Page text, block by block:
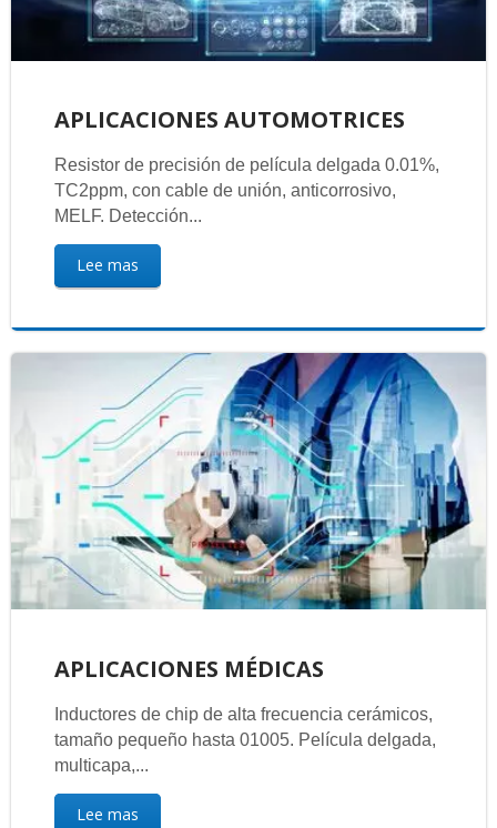
APLICACIONES AUTOMOTRICES
Resistor de precisión de película delgada 0.01%,
TC2ppm, con cable de unión, anticorrosivo,
MELF. Detección...
Lee mas
APLICACIONES MÉDICAS
Inductores de chip de alta frecuencia cerámicos,
tamaño pequeño hasta 01005. Película delgada,
multicapa,...
Lee mas